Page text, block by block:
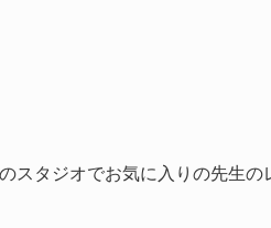
スタジオでお気に入りの先生の